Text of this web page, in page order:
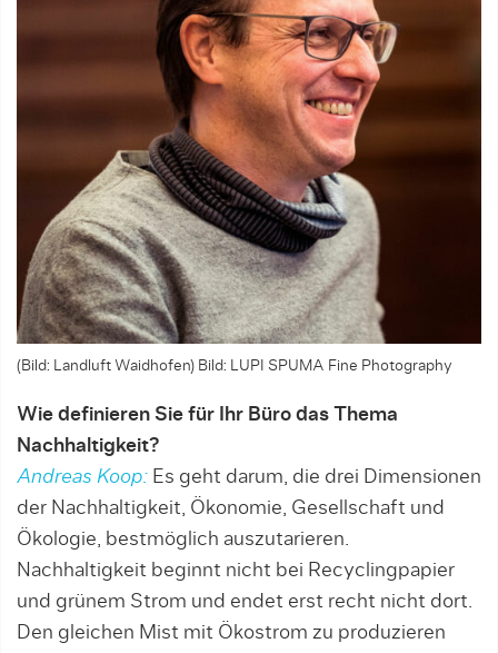
(Bild: Landluft Waidhofen) Bild: LUPI SPUMA Fine Photography
Wie definieren Sie für Ihr Büro das Thema
Nachhaltigkeit?
Andreas Koop: Es geht darum, die drei Dimensio­nen
der Nachhaltigkeit, Ökonomie, Gesellschaft und
Ökologie, bestmöglich auszutarieren.
Nachhaltigkeit beginnt nicht bei Recyclingpapier
und grünem Strom und endet erst recht nicht dort.
Den gleichen Mist mit Ökostrom zu produzieren